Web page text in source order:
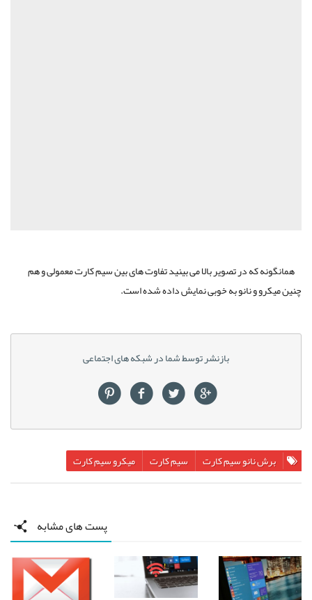
همانگونه که در تصویر بالا می بینید تفاوت های بین سیم کارت معمولی و هم
چنین میکرو و نانو به خوبی نمایش داده شده است.
بازنشر توسط شما در شبکه های اجتماعی
برش نانو سیم کارت سیم کارت میکرو سیم کارت
پست های مشابه